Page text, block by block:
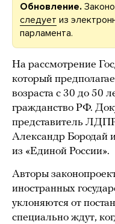
Обновление.
следует из
парламента.
На рассмотрение
который
возраста с 30 до 50
гражданство РФ.
представитель
Александр
из «Единой России».
Авторы
иностранных
уклоняются от
специально ждут,